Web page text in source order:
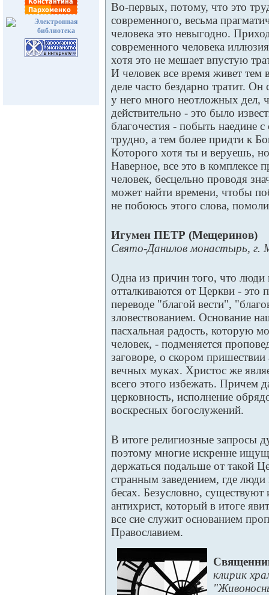
Во-первых, потому, что это
современного, весьма
человека это невыгодно.
современного человека
хотя это не мешает впустую
И человек все время живет тем
деле часто бездарно тратит.
у него много неотложных дел,
действительно - это было
благочестия - побыть наедине
трудно, а тем более придти к
Которого хотя ты и веруешь,
Наверное, все это в комплексе
человек, бесцельно проводя
может найти времени, чтобы
не побоюсь этого слова,
Игумен ПЕТР (Мещеринов)
Свято-Данилов монастырь, г.
Одна из причин того, что люди
отталкиваются от Церкви - это
переводе "благой вести",
зловествованием. Основание
пасхальная радость, которую
человек, - подменяется
заговоре, о скором пришествии
вечных муках. Христос же
всего этого избежать. Причем
церковность, исполнение
воскресных богослужений.
В итоге религиозные запросы
поэтому многие искренне
держаться подальше от такой
странным заведением, где
бесах. Безусловно,
антихрист, который в итоге
все сие служит основанием
Православием.
клирик